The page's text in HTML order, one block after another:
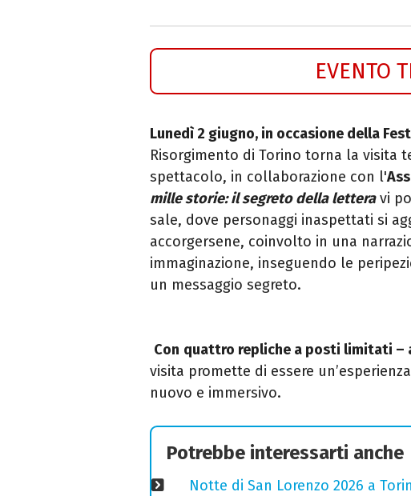
EVENTO
Lunedì 2 giugno, in occasione della
Risorgimento di Torino torna la visita
spettacolo, in collaborazione con l'
mille storie: il segreto della letteravi
sale, dove personaggi inaspettati si
accorgersene, coinvolto in una
immaginazione, inseguendo le
un messaggio segreto.
Con quattro repliche a posti limitati –
visita promette di essere
nuovo e immersivo.
Potrebbe interessarti anche
Notte di San Lorenzo 2026 a